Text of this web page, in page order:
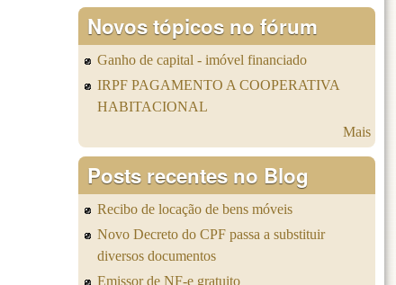
Novos tópicos no fórum
Ganho de capital - imóvel financiado
IRPF PAGAMENTO A COOPERATIVA
HABITACIONAL
Mais
Posts recentes no Blog
Recibo de locação de bens móveis
Novo Decreto do CPF passa a substituir
diversos documentos
Emissor de NF-e gratuito